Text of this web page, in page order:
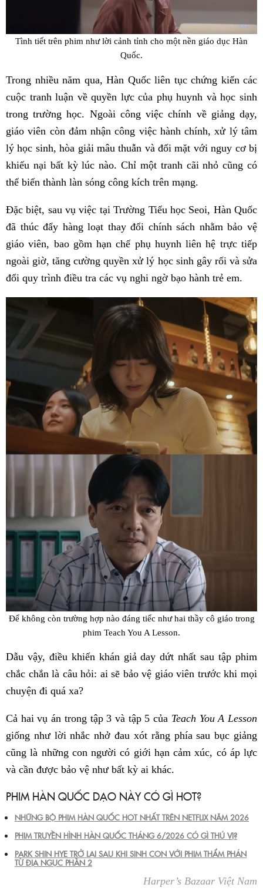
Tình tiết trên phim như lời cảnh tỉnh cho một nền giáo dục Hàn
Quốc.
Trong nhiều năm qua, Hàn Quốc liên tục chứng kiến các
cuộc tranh luận về quyền lực của phụ huynh và học sinh
trong trường học. Ngoài công việc chính về giảng dạy,
giáo viên còn đảm nhận công việc hành chính, xử lý tâm
lý học sinh, hòa giải mâu thuẫn và đối mặt với nguy cơ bị
khiếu nại bất kỳ lúc nào. Chỉ một tranh cãi nhỏ cũng có
thể biến thành làn sóng công kích trên mạng.
Đặc biệt, sau vụ việc tại Trường Tiểu học Seoi, Hàn Quốc
đã thúc đẩy hàng loạt thay đổi chính sách nhằm bảo vệ
giáo viên, bao gồm hạn chế phụ huynh liên hệ trực tiếp
ngoài giờ, tăng cường quyền xử lý học sinh gây rối và sửa
đổi quy trình điều tra các vụ nghi ngờ bạo hành trẻ em.
Để không còn trường hợp nào đáng tiếc như hai thầy cô giáo trong
phim Teach You A Lesson.
Dẫu vậy, điều khiến khán giả day dứt nhất sau tập phim
chắc chắn là câu hỏi: ai sẽ bảo vệ giáo viên trước khi mọi
chuyện đi quá xa?
Cả hai vụ án trong tập 3 và tập 5 của Teach You A Lesson
giống như lời nhắc nhở đau xót rằng phía sau bục giảng
cũng là những con người có giới hạn cảm xúc, có áp lực
và cần được bảo vệ như bất kỳ ai khác.
PHIM HÀN QUỐC DẠO NÀY CÓ GÌ HOT?
NHỮNG BỘ PHIM HÀN QUỐC HOT NHẤT TRÊN NETFLIX NĂM 2026
PHIM TRUYỀN HÌNH HÀN QUỐC THÁNG 6/2026 CÓ GÌ THÚ VỊ?
PARK SHIN HYE TRỞ LẠI SAU KHI SINH CON VỚI PHIM THẨM PHÁN
TỪ ĐỊA NGỤC PHẦN 2
Harper’s Bazaar Việt Nam